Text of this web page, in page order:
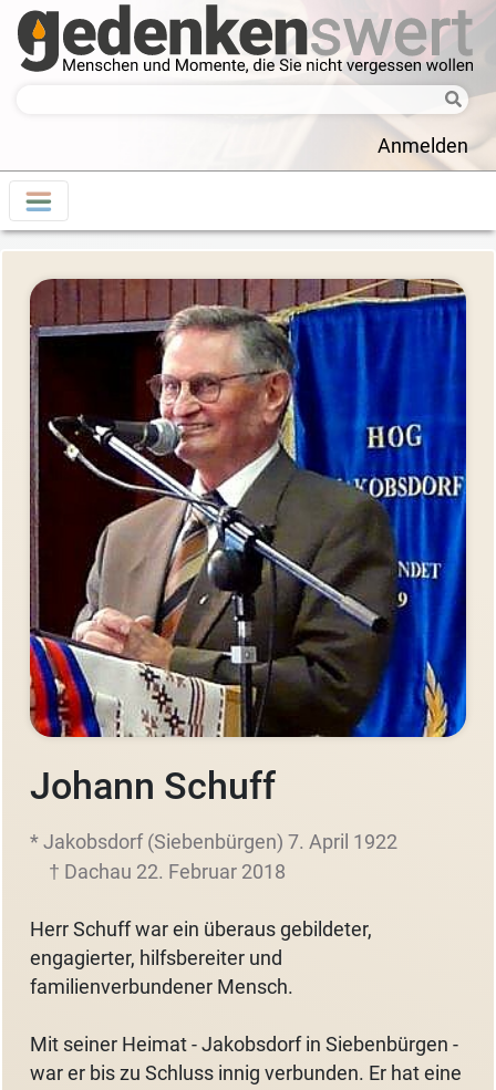
Anmelden
Johann Schuff
* Jakobsdorf (Siebenbürgen) 7. April 1922
† Dachau 22. Februar 2018
Herr Schuff war ein überaus gebildeter,
engagierter, hilfsbereiter und
familienverbundener Mensch.
Mit seiner Heimat - Jakobsdorf in Siebenbürgen -
war er bis zu Schluss innig verbunden. Er hat eine